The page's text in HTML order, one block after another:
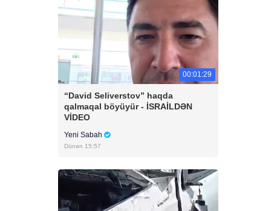
00:01:29
“David Seliverstov” haqda
qalmaqal böyüyür - İSRAİLDƏN
VİDEO
Yeni Sabah
Dünən 15:57